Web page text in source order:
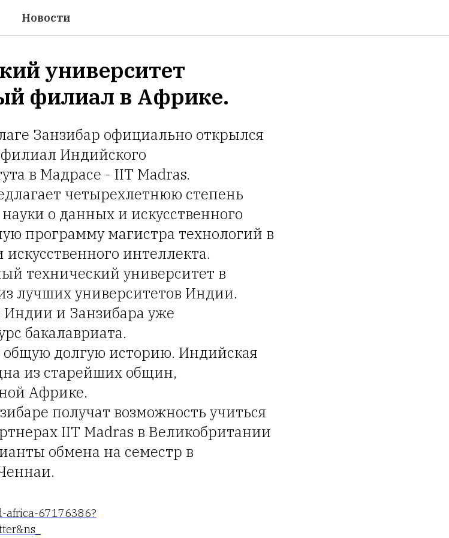
Новости
университет
филиал в Африке.
Занзибар официально открылся
Индийского
в Мадрасе - IIT Madras.
четырехлетнюю степень
о данных и искусственного
программу магистра технологий в
интеллекта.
технический университет в
лучших университетов Индии.
Индии и Занзибара уже
бакалавриата.
долгую историю. Индийская
из старейших общин,
Африке.
получат возможность учиться
IIT Madras в Великобритании
обмена на семестр в
africa-67176386?